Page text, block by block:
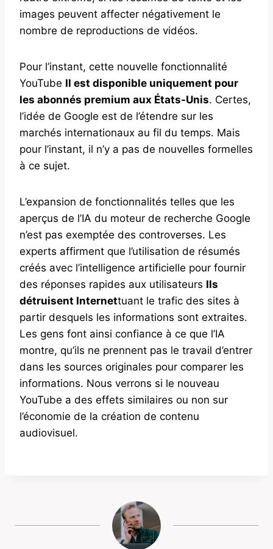
images peuvent affecter négativement le
nombre de reproductions de vidéos.
Pour l’instant, cette nouvelle fonctionnalité
YouTube Il est disponible uniquement pour
les abonnés premium aux États-Unis. Certes,
l’idée de Google est de l’étendre sur les
marchés internationaux au fil du temps. Mais
pour l’instant, il n’y a pas de nouvelles formelles
à ce sujet.
L’expansion de fonctionnalités telles que les
aperçus de l’IA du moteur de recherche Google
n’est pas exemptée des controverses. Les
experts affirment que l’utilisation de résumés
créés avec l’intelligence artificielle pour fournir
des réponses rapides aux utilisateurs Ils
détruisent Internettuant le trafic des sites à
partir desquels les informations sont extraites.
Les gens font ainsi confiance à ce que l’IA
montre, qu’ils ne prennent pas le travail d’entrer
dans les sources originales pour comparer les
informations. Nous verrons si le nouveau
YouTube a des effets similaires ou non sur
l’économie de la création de contenu
audiovisuel.